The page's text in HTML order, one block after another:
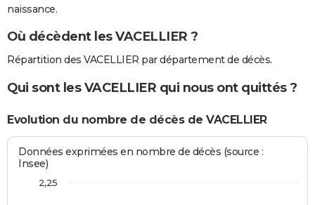
naissance.
Où décèdent les VACELLIER ?
Répartition des VACELLIER par département de décès.
Qui sont les VACELLIER qui nous ont quittés ?
Evolution du nombre de décès de VACELLIER
Données exprimées en nombre de décès (source :
Insee)
2,25